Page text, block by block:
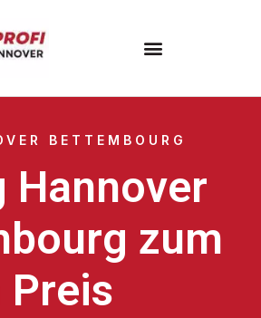
BETTEMBOURG
Hannover
zum
Preis